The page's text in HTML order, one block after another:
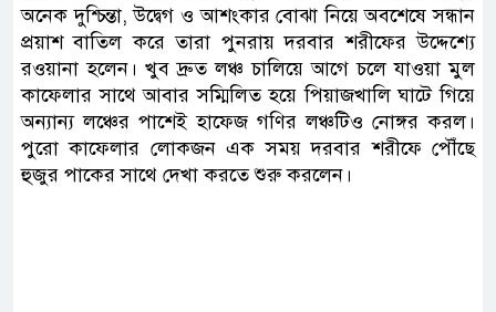
অনেক দুশ্চিন্তা, উদ্বেগ ও আশংকার বোঝা নিয়ে অবশেষে সন্ধান
প্রয়াশ বাতিল করে তারা পুনরায় দরবার শরীফের উদ্দেশ্যে
রওয়ানা হলেন। খুব দ্রুত লঞ্চ চালিয়ে আগে চলে যাওয়া মুল
কাফেলার সাথে আবার সম্মিলিত হয়ে পিয়াজখালি ঘাটে গিয়ে
অন্যান্য লঞ্চের পাশেই হাফেজ গণির লঞ্চটিও নোঙ্গর করল।
পুরো কাফেলার লোকজন এক সময় দরবার শরীফে পৌঁছে
হুজুর পাকের সাথে দেখা করতে শুরু করলেন।